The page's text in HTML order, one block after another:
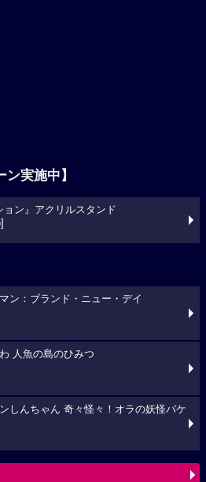
ン実施中】
ョン』アクリルスタンド
ン：ブランド・ニュー・デイ
人魚の島のひみつ
しんちゃん 奇々怪々！オラの妖怪バケ